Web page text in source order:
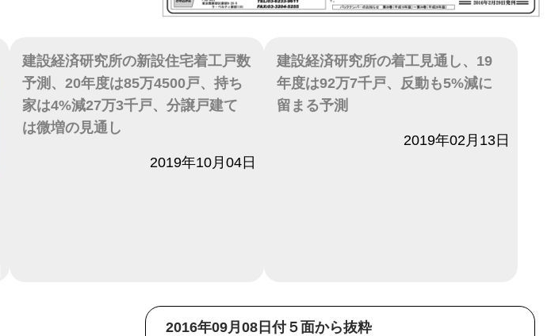
建設経済研究所の新設住宅着工戸数
予測、20年度は85万4500戸、持ち
家は4%減27万3千戸、分譲戸建て
は微増の見通し
2019年10月04日
建設経済研究所の着工見通し、19
年度は92万7千戸、反動も5%減に
留まる予測
2019年02月13日
2016年09月08日付５面から抜粋